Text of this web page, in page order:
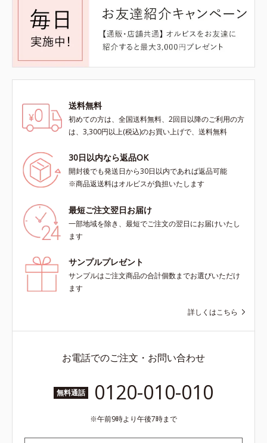
送料無料
初めての方は、全国送料無料、2回目以降のご利用の方
は、3,300円以上(税込)のお買い上げで、送料無料
30日以内なら返品OK
開封後でも発送日から30日以内であれば返品可能
※商品返送料はオルビスが負担いたします
最短ご注文翌日お届け
一部地域を除き、最短でご注文の翌日にお届けいたし
ます
サンプルプレゼント
サンプルはご注文商品の合計個数までお選びいただけ
ます
詳しくはこちら
お電話でのご注文・お問い合わせ
無料通話 0120-010-010
午前9時より午後7時まで